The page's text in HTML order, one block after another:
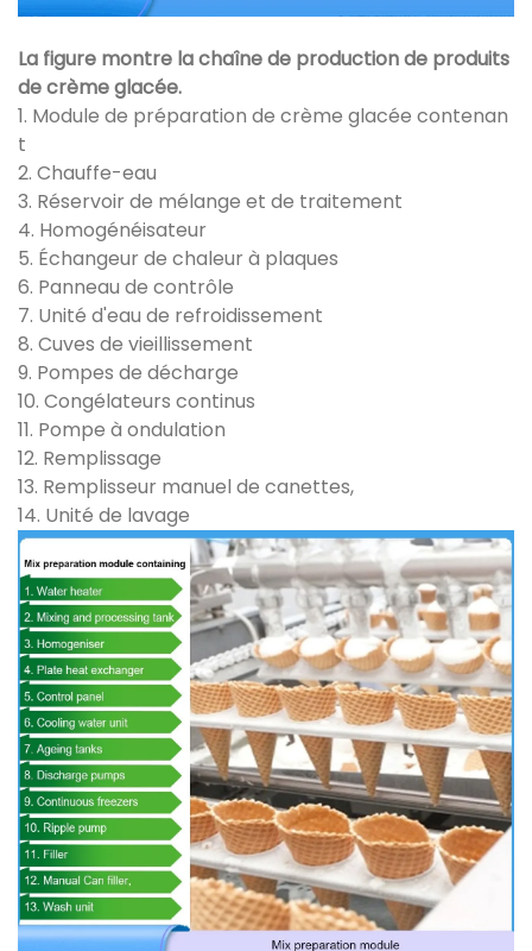
La figure montre la chaîne de production de produits
de crème glacée.
1. Module de préparation de crème glacée contenan
t
2. Chauffe-eau
3. Réservoir de mélange et de traitement
4. Homogénéisateur
5. Échangeur de chaleur à plaques
6. Panneau de contrôle
7. Unité d'eau de refroidissement
8. Cuves de vieillissement
9. Pompes de décharge
10. Congélateurs continus
11. Pompe à ondulation
12. Remplissage
13. Remplisseur manuel de canettes,
14. Unité de lavage